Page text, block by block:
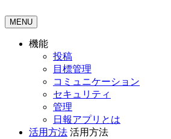
MENU
機能
投稿
目標管理
コミュニケーション
セキュリティ
管理
日報アプリとは
活用方法 活用方法